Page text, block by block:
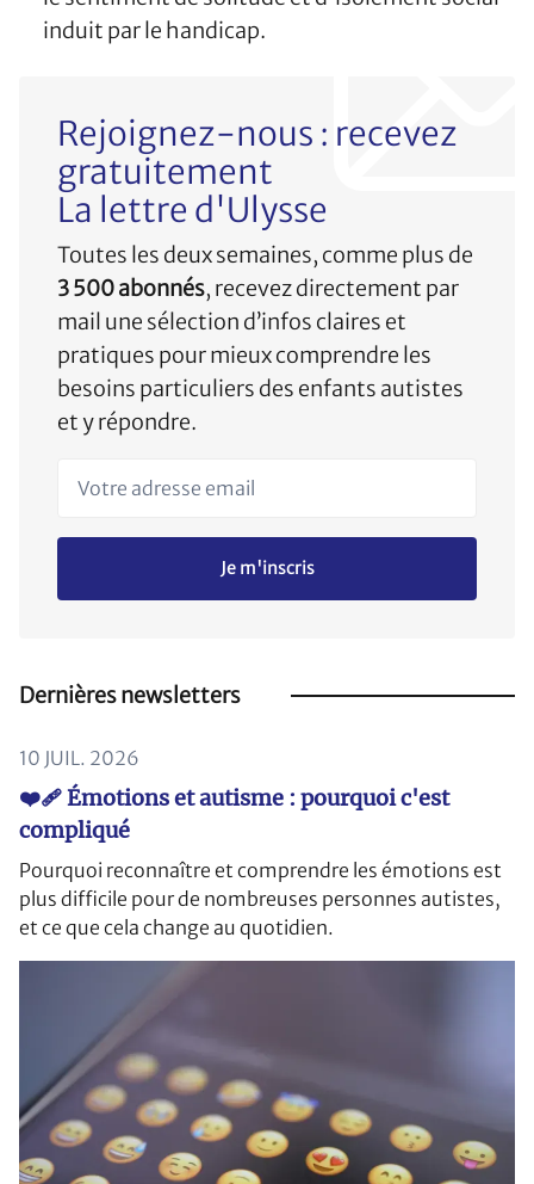
induit par le handicap.
Rejoignez-nous : recevez
gratuitement
La lettre d'Ulysse
Toutes les deux semaines, comme plus de
3 500 abonnés, recevez directement par
mail une sélection d’infos claires et
pratiques pour mieux comprendre les
besoins particuliers des enfants autistes
et y répondre.
Votre adresse email
Je m'inscris
Dernières newsletters
10 JUIL. 2026
❤️‍🩹 Émotions et autisme : pourquoi c'est
compliqué
Pourquoi reconnaître et comprendre les émotions est
plus difficile pour de nombreuses personnes autistes,
et ce que cela change au quotidien.